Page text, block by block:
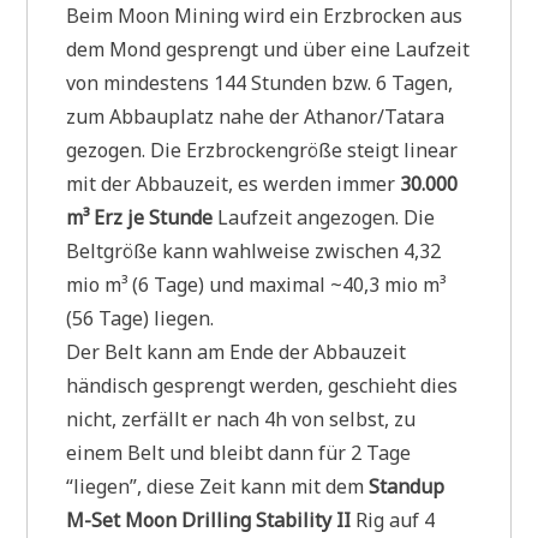
Beim Moon Mining wird ein Erzbrocken aus
dem Mond gesprengt und über eine Laufzeit
von mindestens 144 Stunden bzw. 6 Tagen,
zum Abbauplatz nahe der Athanor/Tatara
gezogen. Die Erzbrockengröße steigt linear
mit der Abbauzeit, es werden immer 30.000
m³ Erz je Stunde Laufzeit angezogen. Die
Beltgröße kann wahlweise zwischen 4,32
mio m³ (6 Tage) und maximal ~40,3 mio m³
(56 Tage) liegen.
Der Belt kann am Ende der Abbauzeit
händisch gesprengt werden, geschieht dies
nicht, zerfällt er nach 4h von selbst, zu
einem Belt und bleibt dann für 2 Tage
“liegen”, diese Zeit kann mit demStandup
M-Set Moon Drilling Stability II Rig auf 4